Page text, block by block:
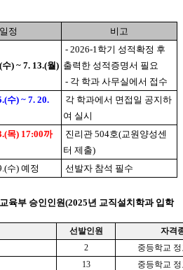
일정 비고
) ~ 7. 13.(월)
- 2026-1학기 성적확정 후
출력한 성적증명서 필요
- 각 학과 사무실에서 접수
수) ~ 7. 20.
각 학과에서 면접일 공지하
여 실시
(목) 17:00까
진리관 504호(교원양성센
터 제출)
수) 예정 선발자 참석 필수
육부 승인인원(2025년 교직설치학과 입학
선발인원
자격
2
중등학교
13
중등학교